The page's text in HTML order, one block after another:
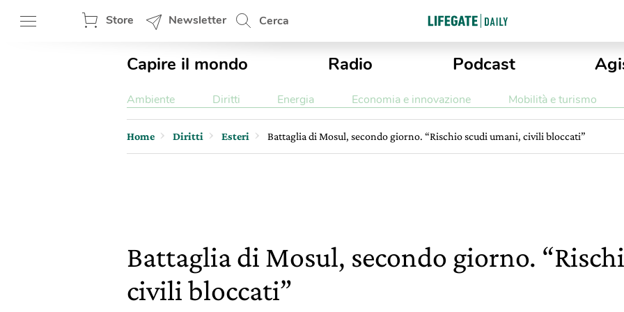
Store Newsletter Cerca
Capire il mondo Radio Podcast
Ambiente Diritti Energia Economia e innovazione Mobilità e turismo
Home Diritti Esteri Battaglia di Mosul, secondo giorno. “Rischio scudi umani, civili bloccati”
Battaglia di Mosul, secondo giorno.
civili bloccati”